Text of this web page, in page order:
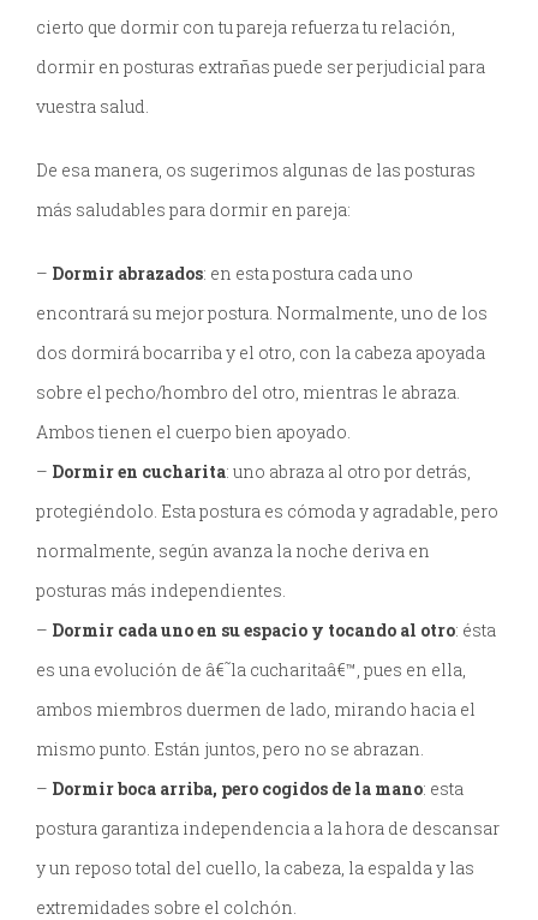
cierto que dormir con tu pareja refuerza tu relación,
dormir en posturas extrañas puede ser perjudicial para
vuestra salud.
De esa manera, os sugerimos algunas de las posturas
más saludables para dormir en pareja:
– Dormir abrazados: en esta postura cada uno
encontrará su mejor postura. Normalmente, uno de los
dos dormirá bocarriba y el otro, con la cabeza apoyada
sobre el pecho/hombro del otro, mientras le abraza.
Ambos tienen el cuerpo bien apoyado.
– Dormir en cucharita: uno abraza al otro por detrás,
protegiéndolo. Esta postura es cómoda y agradable, pero
normalmente, según avanza la noche deriva en
posturas más independientes.
– Dormir cada uno en su espacio y tocando al otro: ésta
es una evolución de â€˜la cucharitaâ€™, pues en ella,
ambos miembros duermen de lado, mirando hacia el
mismo punto. Están juntos, pero no se abrazan.
– Dormir boca arriba, pero cogidos de la mano: esta
postura garantiza independencia a la hora de descansar
y un reposo total del cuello, la cabeza, la espalda y las
extremidades sobre el colchón.